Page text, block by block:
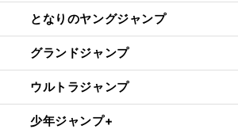
となりのヤングジャンプ
グランドジャンプ
ウルトラジャンプ
少年ジャンプ+